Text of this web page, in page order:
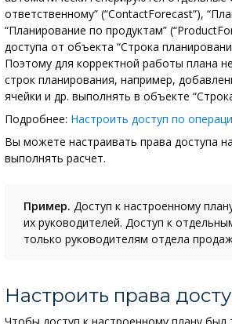
ответственному” (“ContactForecast”),
“Планирование по продуктам”
доступа от объекта “Строка
Поэтому для корректной работы плана
строк планирования, например,
ячейки и др. выполнять в объекте
Подробнее: Настроить доступ по
Вы можете настраивать права доступа
выполнять расчет.
Пример. Доступ к настроенному
их руководителей. Доступ к
только руководителям отдела
Настроить права